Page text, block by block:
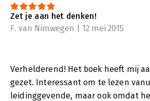
Zet je aan het denken!
F. van Nimwegen | 12 mei 2015
Verhelderend! Het boek heeft mij
gezet. Interessant om te lezen
leidinggevende, maar ook omdat